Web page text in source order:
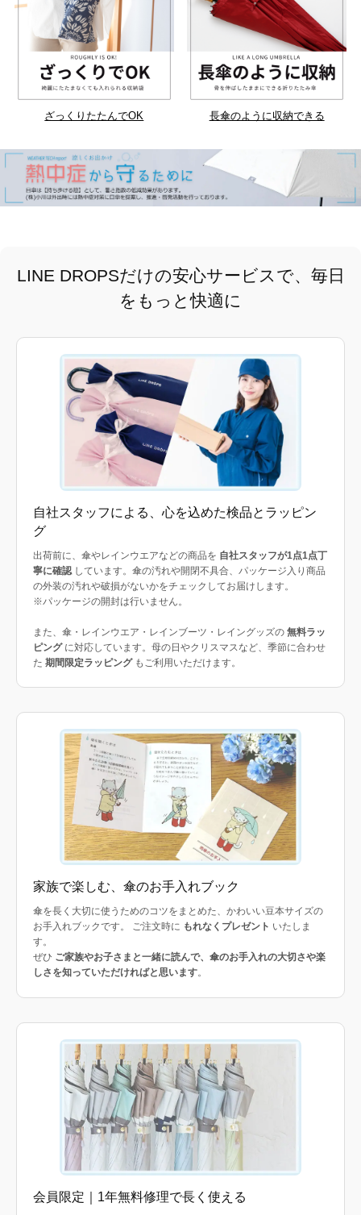
ざっくりたたんでOK 長傘のように収納できる
LINE DROPSだけの安心サービスで、毎日
をもっと快適に
自社スタッフによる、心を込めた検品とラッピン
グ
出荷前に、傘やレインウエアなどの商品を 自社スタッフが1点1点丁
寧に確認 しています。傘の汚れや開閉不具合、パッケージ入り商品
の外装の汚れや破損がないかをチェックしてお届けします。
※パッケージの開封は行いません。
また、傘・レインウエア・レインブーツ・レイングッズの 無料ラッ
ピングに対応しています。母の日やクリスマスなど、季節に合わせ
た 期間限定ラッピングもご利用いただけます。
家族で楽しむ、傘のお手入れブック
傘を長く大切に使うためのコツをまとめた、かわいい豆本サイズの
お手入れブックです。 ご注文時に もれなくプレゼント いたしま
す。
ぜひ ご家族やお子さまと一緒に読んで、傘のお手入れの大切さや楽
しさを知っていただければと思います。
会員限定｜1年無料修理で長く使える